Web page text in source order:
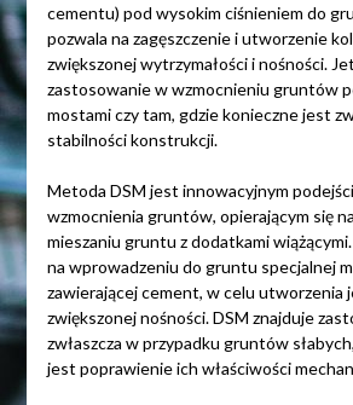
cementu) pod wysokim ciśnieniem do
pozwala na zagęszczenie i utworzenie
zwiększonej wytrzymałości i nośności.
zastosowanie w wzmocnieniu gruntów
mostami czy tam, gdzie konieczne jest
stabilności konstrukcji.
Metoda DSM jest innowacyjnym
wzmocnienia gruntów, opierającym się
mieszaniu gruntu z dodatkami
na wprowadzeniu do gruntu specjalnej
zawierającej cement, w celu utworzenia
zwiększonej nośności. DSM znajduje
zwłaszcza w przypadku gruntów
jest poprawienie ich właściwości